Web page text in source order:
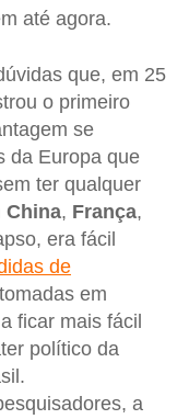
até agora.
que, em 25
o primeiro
se
da Europa que
ter qualquer
China, França,
era fácil
de
em
ficar mais fácil
político da
a